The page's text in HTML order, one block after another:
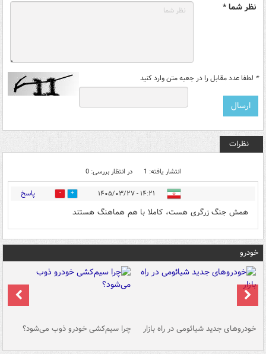
نظر شما *
* لطفا عدد مقابل را در جعبه متن وارد کنید
نظرات
انتشار یافته: 1 در انتظار بررسی: 0
۱۴:۲۱ - ۱۴۰۵/۰۳/۲۷ 0 پاسخ
همش جنگ زرگری هست، کاملا با هم هماهنگ هستند
خودرو
خودروهای جدید شیائومی در راه بازار چرا سیم‌کشی خودرو ذوب می‌شود؟